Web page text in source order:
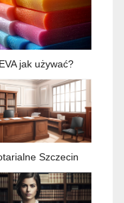
jak używać?
Szczecin